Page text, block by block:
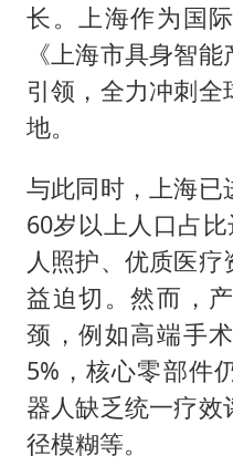
长。上海作为国
《上海市具身智
引领，全力冲刺
地。
与此同时，上海已
60岁以上人口占
人照护、优质医
益迫切。然而，
颈，例如高端手
5%，核心零部件
器人缺乏统一疗
径模糊等。